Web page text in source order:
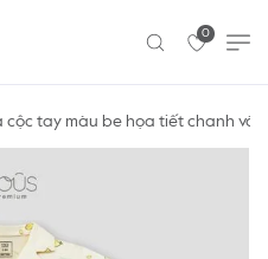
0
cộc tay màu be họa tiết chanh